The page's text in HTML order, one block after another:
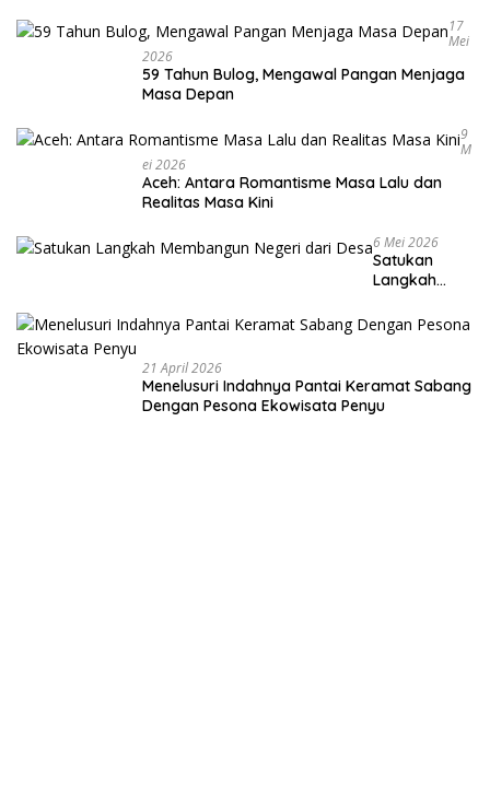
17
Mei
2026
59 Tahun Bulog, Mengawal Pangan Menjaga
Masa Depan
9
M
Ei 2026
Aceh: Antara Romantisme Masa Lalu dan
Realitas Masa Kini
6 Mei 2026
Satukan
Langkah
Negeri dari
Desa
21 April 2026
Menelusuri Indahnya Pantai Keramat Sabang
Dengan Pesona Ekowisata Penyu